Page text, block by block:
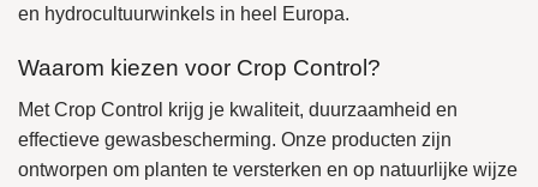
en hydrocultuurwinkels in heel Europa.
Waarom kiezen voor Crop Control?
Met Crop Control krijg je kwaliteit, duurzaamheid en
effectieve gewasbescherming. Onze producten zijn
ontworpen om planten te versterken en op natuurlijke wijze